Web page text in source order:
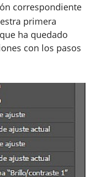
correspondiente
primera
ha quedado
con los pasos